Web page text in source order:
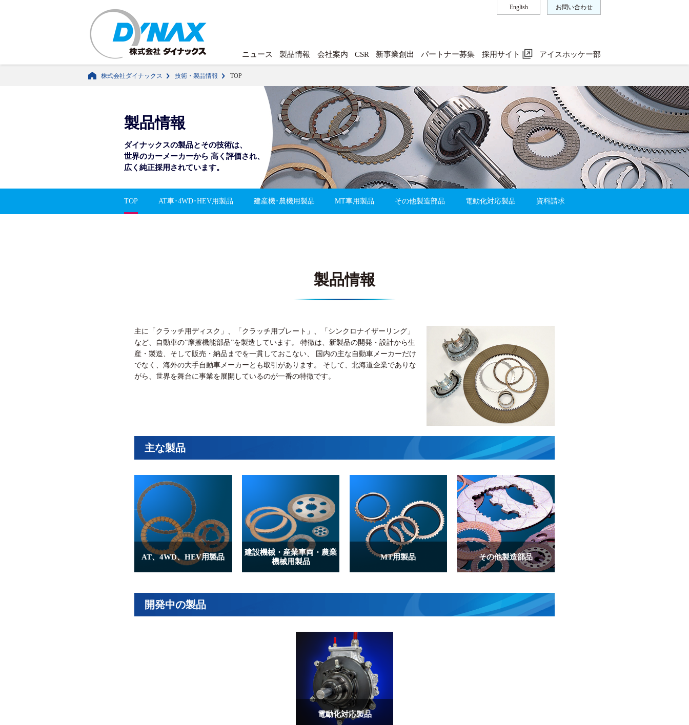
ニュース 製品情報 会社案内 CSR 新事業創出 パートナー募集 採用サイト アイスホッケー部
English お問い合わせ
株式会社ダイナックス 技術・製品情報 TOP
製品情報
ダイナックスの製品とその技術は、
世界のカーメーカーから 高く評価され、
広く純正採用されています。
TOP AT車･4WD･HEV用製品 建産機･農機用製品 MT車用製品 その他製造部品 電動化対応製品 資料請求
製品情報
主に「クラッチ用ディスク」、「クラッチ用プレート」、「シンクロナイザーリング」
など、自動車の”摩擦機能部品”を製造しています。 特徴は、新製品の開発・設計から生
産・製造、そして販売・納品までを一貫しておこない、 国内の主な自動車メーカーだけ
でなく、海外の大手自動車メーカーとも取引があります。 そして、北海道企業でありな
がら、世界を舞台に事業を展開しているのが一番の特徴です。
主な製品
AT、4WD、HEV用製品
建設機械・産業車両 ・農業
機械用製品
MT用製品 その他製造部品
開発中の製品
電動化対応製品